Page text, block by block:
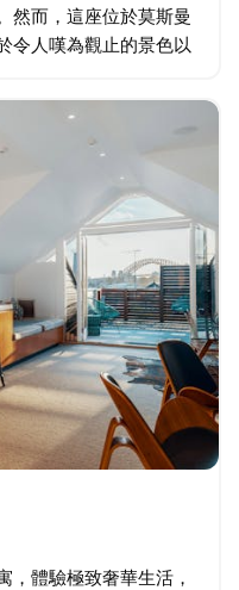
然而，這座位於莫斯曼
令人嘆為觀止的景色以
，體驗極致奢華生活，